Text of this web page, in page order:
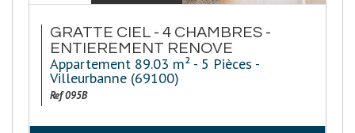
GRATTE CIEL - 4 CHAMBRES -
ENTIEREMENT RENOVE
Appartement 89.03 m² - 5 Pièces -
Villeurbanne (69100)
Ref 095B